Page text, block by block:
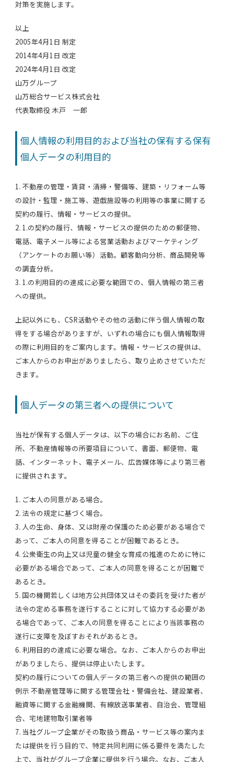
対策を実施します。
以上
2005年4月1日 制定
2014年4月1日 改定
2024年4月1日 改定
山万グループ
山万総合サービス株式会社
代表取締役 木戸 一郎
個人情報の利用目的および当社の保有する保有
個人データの利用目的
1. 不動産の管理・賃貸・清掃・警備等、建築・リフォーム等
の設計・監理・施工等、遊戯施設等の利用等の事業に関する
契約の履行、情報・サービスの提供。
2. 1.の契約の履行、情報・サービスの提供のための郵便物、
電話、電子メール等による営業活動およびマーケティング
（アンケートのお願い等）活動。顧客動向分析、商品開発等
の調査分析。
3. 1.の利用目的の達成に必要な範囲での、個人情報の第三者
への提供。
上記以外にも、CSR活動やその他の活動に伴う個人情報の取
得をする場合がありますが、いずれの場合にも個人情報取得
の際に利用目的をご案内します。情報・サービスの提供は、
ご本人からのお申出がありましたら、取り止めさせていただ
きます。
個人データの第三者への提供について
当社が保有する個人データは、以下の場合にお名前、ご住
所、不動産情報等の所要項目について、書面、郵便物、電
話、インターネット、電子メール、広告媒体等により第三者
に提供されます。
1. ご本人の同意がある場合。
2. 法令の規定に基づく場合。
3. 人の生命、身体、又は財産の保護のため必要がある場合で
あって、ご本人の同意を得ることが困難であるとき。
4. 公衆衛生の向上又は児童の健全な育成の推進のために特に
必要がある場合であって、ご本人の同意を得ることが困難で
あるとき。
5. 国の機関若しくは地方公共団体又はその委託を受けた者が
法令の定める事務を遂行することに対して協力する必要があ
る場合であって、ご本人の同意を得ることにより当該事務の
遂行に支障を及ぼすおそれがあるとき。
6. 利用目的の達成に必要な場合。なお、ご本人からのお申出
がありましたら、提供は停止いたします。
契約の履行についての個人データの第三者への提供の範囲の
例示 不動産管理等に関する管理会社・警備会社、建設業者、
融資等に関する金融機関、有線放送事業者、自治会、管理組
合、宅地建物取引業者等
7. 当社グループ企業がその取扱う商品・サービス等の案内ま
たは提供を行う目的で、特定共同利用に係る要件を満たした
上で、当社がグループ企業に提供を行う場合。なお、ご本人